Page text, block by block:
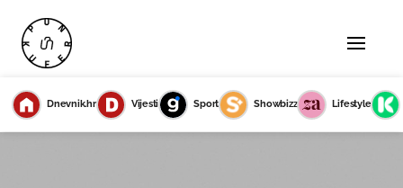
Dnevnik.hr Vijesti Sport Showbizz Lifestyle